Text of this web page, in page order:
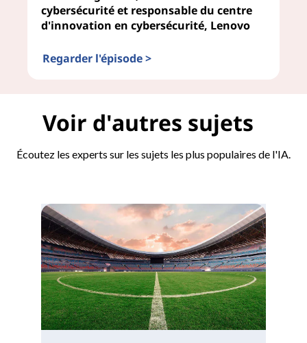
cybersécurité et responsable du centre
d'innovation en cybersécurité, Lenovo
Regarder l'épisode >
Voir d'autres sujets
Écoutez les experts sur les sujets les plus populaires de l'IA.